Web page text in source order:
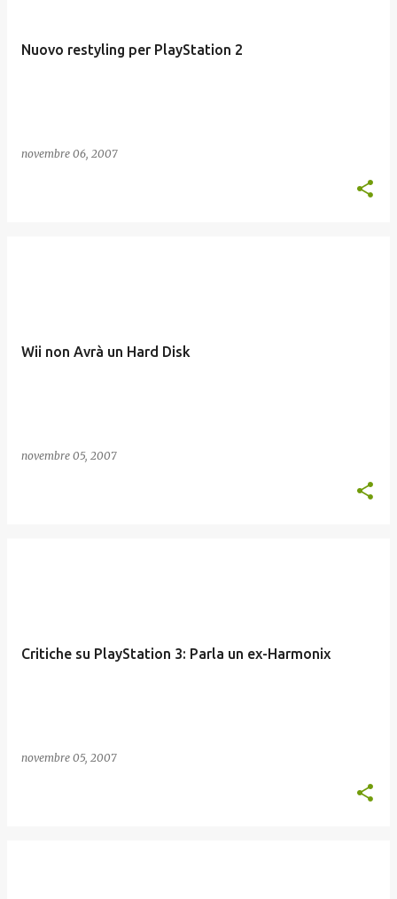
Nuovo restyling per PlayStation 2
novembre 06, 2007
Wii non Avrà un Hard Disk
novembre 05, 2007
Critiche su PlayStation 3: Parla un ex-Harmonix
novembre 05, 2007